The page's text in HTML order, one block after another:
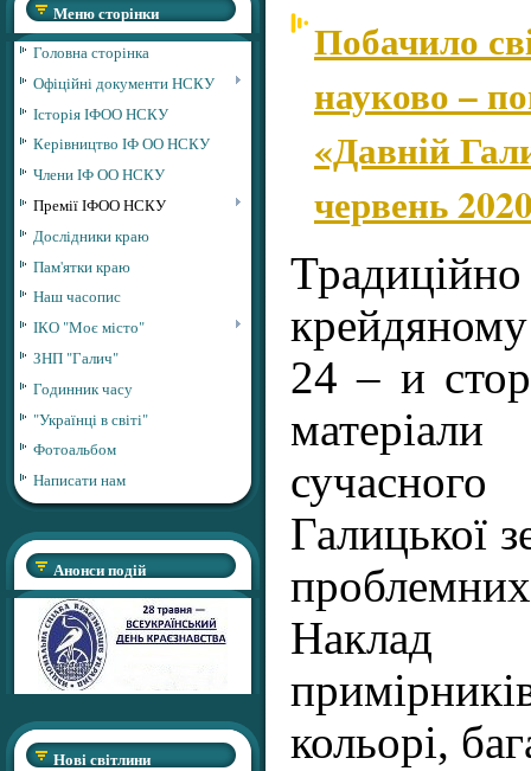
Меню сторінки
Головна сторінка
Офіційні документи НСКУ
Історія ІФОО НСКУ
Керівництво ІФ ОО НСКУ
Члени ІФ ОО НСКУ
Премії ІФОО НСКУ
Дослідники краю
Пам'ятки краю
Наш часопис
ІКО "Моє місто"
ЗНП "Галич"
Годинник часу
"Українці в світі"
Фотоальбом
Написати нам
Анонси подій
Нові світлини
Побачило
науково –
«Давній
червень
24 – и
Галицької
кольорі,